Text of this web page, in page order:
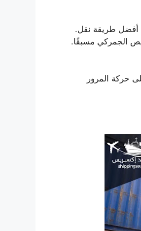
أفضل طريقة نقل.
الجمركي مسبقًا.
حركة المرور